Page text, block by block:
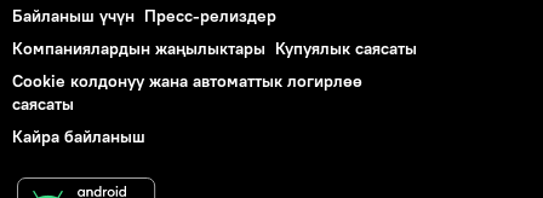
Байланыш үчүн Пресс-релиздер
Компаниялардын жаңылыктары Купуялык саясаты
Cookie колдонуу жана автоматтык логирлөө
саясаты
Кайра байланыш